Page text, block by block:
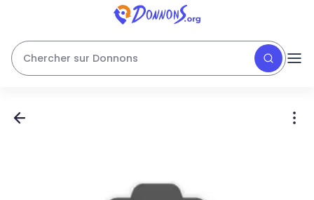
Chercher sur Donnons